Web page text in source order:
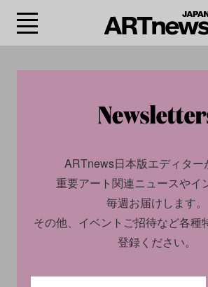
ー/Jean
ARTnews日本版エディター
重要アート関連ニュースやイ
毎週お届けします。
その他、イベントご招待など各種
登録ください。